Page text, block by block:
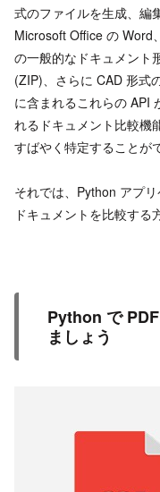
式のファイルを生成、編
Microsoft Office の Word
の一般的なドキュメント
(ZIP)、さらに CAD 形式
に含まれるこれらの API
れるドキュメント比較機
すばやく特定することが
それでは、Python アプ
ドキュメントを比較する
Python で
ましょう